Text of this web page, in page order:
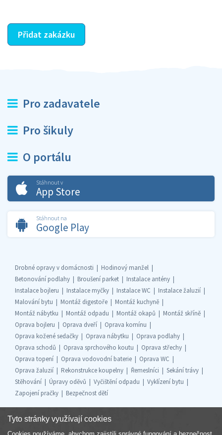
Přidat zakázku
Pro zadavatele
Pro šikuly
O portálu
Stáhnout v
App Store
Stáhnout na
Google Play
Drobné opravy v domácnosti
Hodinový manžel
Betonování podlahy
Broušení parket
Instalace antény
Instalace bojleru
Instalace myčky Instalace WC
Instalace žaluzií
Malování bytu
Montáž digestoře
Montáž kuchyně
Montáž nábytku
Montáž odpadu Montáž okapů
Montáž skříně
Oprava bojleru
Oprava dveří
Oprava komínu
Oprava kožené sedačky
Oprava nábytku
Oprava podlahy
Oprava schodů
Oprava sprchového koutu
Oprava střechy
Oprava topení
Oprava vodovodní baterie
Oprava WC
Oprava žaluzií
Rekonstrukce koupelny Řemeslníci
Sekání trávy
Stěhování
Úpravy oděvů Vyčištění odpadu
Vyklízení bytu
Zapojení pračky
Bezpečnost dětí
Tyto stránky využívají cookies